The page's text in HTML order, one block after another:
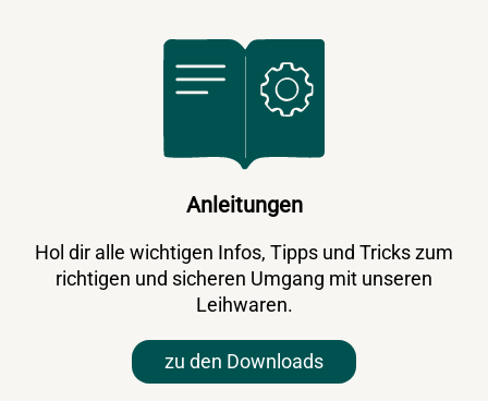
Anleitungen
Hol dir alle wichtigen Infos, Tipps und Tricks zum
richtigen und sicheren Umgang mit unseren
Leihwaren.
zu den Downloads